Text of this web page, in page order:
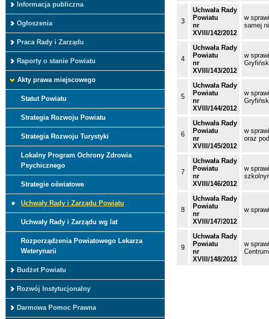
Informacja publiczna
Ogłoszenia
Praca Rady i Zarządu
Raporty o stanie Powiatu
Akty prawa miejscowego
Statut Powiatu
Strategia Rozwoju Powiatu
Strategia Rozwoju Turystyki
Lokalny Program Ochrony Zdrowia
Psychicznego
Strategie oświatowe
Uchwały Rady i Zarządu Powiatu
Uchwały Rady i Zarządu wg lat
Rozporządzenia Powiatowego Lekarza
Weterynarii
Budżet Powiatu
Rozwój Instytucjonalny
Darmowa Pomoc Prawna
3
Uchwała Rady
Powiatu
nr
XVIII/142/2012
w
samej
4
Uchwała Rady
Powiatu
nr
XVIII/143/2012
w
5
Uchwała Rady
Powiatu
nr
XVIII/144/2012
w
6
Uchwała Rady
Powiatu
nr
XVIII/145/2012
w
oraz
7
Uchwała Rady
Powiatu
nr
XVIII/146/2012
w
8
Uchwała Rady
Powiatu
nr
XVIII/147/2012
w
9
Uchwała Rady
Powiatu
nr
XVIII/148/2012
w